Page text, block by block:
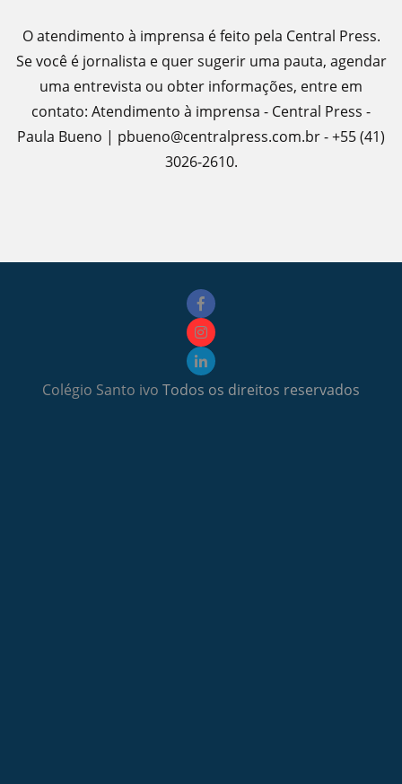
O atendimento à imprensa é feito pela Central Press.
Se você é jornalista e quer sugerir uma pauta, agendar
uma entrevista ou obter informações, entre em
contato: Atendimento à imprensa - Central Press -
Paula Bueno | pbueno@centralpress.com.br - +55 (41)
3026-2610.
Colégio Santo ivo Todos os direitos reservados